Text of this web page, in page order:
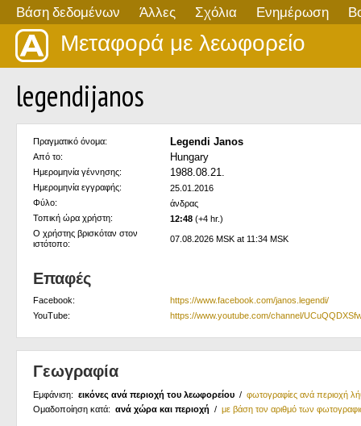
Βάση δεδομένων Άλλες Σχόλια Ενημέρωση
Μεταφορά με λεωφορείο
legendijanos
Πραγματικό όνομα: Legendi Janos
Από το: Hungary
Ημερομηνία γέννησης: 1988.08.21.
Ημερομηνία εγγραφής:
25.01.2016
Φύλο:
άνδρας
Τοπική ώρα χρήστη:
12:48 (+4 hr.)
Ο χρήστης βρισκόταν στον
ιστότοπο:
07.08.2026 MSK at 11:34 MSK
Επαφές
Facebook:
https://www.facebook.com/janos.legendi/
YouTube:
https://www.youtube.com/channel/
Γεωγραφία
Εμφάνιση: εικόνες ανά περιοχή του λεωφορείου / φωτογραφίες ανά περιοχή
Ομαδοποίηση κατά: ανά χώρα και περιοχή / με βάση τον αριθμό των